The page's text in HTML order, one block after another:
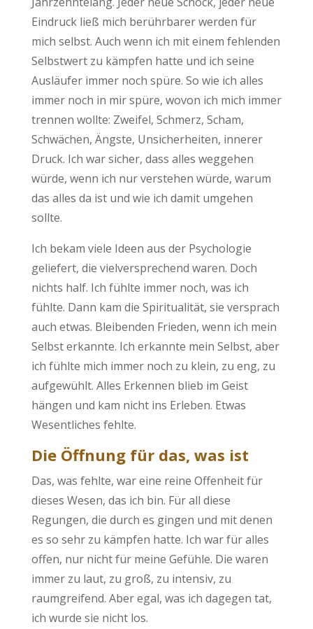
Eindruck ließ mich berührbarer werden für
mich selbst. Auch wenn ich mit einem fehlenden
Selbstwert zu kämpfen hatte und ich seine
Ausläufer immer noch spüre. So wie ich alles
immer noch in mir spüre, wovon ich mich immer
trennen wollte: Zweifel, Schmerz, Scham,
Schwächen, Ängste, Unsicherheiten, innerer
Druck. Ich war sicher, dass alles weggehen
würde, wenn ich nur verstehen würde, warum
das alles da ist und wie ich damit umgehen
sollte.
Ich bekam viele Ideen aus der Psychologie
geliefert, die vielversprechend waren. Doch
nichts half. Ich fühlte immer noch, was ich
fühlte. Dann kam die Spiritualität, sie versprach
auch etwas. Bleibenden Frieden, wenn ich mein
Selbst erkannte. Ich erkannte mein Selbst, aber
ich fühlte mich immer noch zu klein, zu eng, zu
aufgewühlt. Alles Erkennen blieb im Geist
hängen und kam nicht ins Erleben. Etwas
Wesentliches fehlte.
Die Öffnung für das, was ist
Das, was fehlte, war eine reine Offenheit für
dieses Wesen, das ich bin. Für all diese
Regungen, die durch es gingen und mit denen
es so sehr zu kämpfen hatte. Ich war für alles
offen, nur nicht für meine Gefühle. Die waren
immer zu laut, zu groß, zu intensiv, zu
raumgreifend. Aber egal, was ich dagegen tat,
ich wurde sie nicht los.